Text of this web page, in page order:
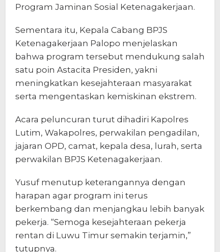
Program Jaminan Sosial Ketenagakerjaan.
Sementara itu, Kepala Cabang BPJS
Ketenagakerjaan Palopo menjelaskan
bahwa program tersebut mendukung salah
satu poin Astacita Presiden, yakni
meningkatkan kesejahteraan masyarakat
serta mengentaskan kemiskinan ekstrem.
Acara peluncuran turut dihadiri Kapolres
Lutim, Wakapolres, perwakilan pengadilan,
jajaran OPD, camat, kepala desa, lurah, serta
perwakilan BPJS Ketenagakerjaan.
Yusuf menutup keterangannya dengan
harapan agar program ini terus
berkembang dan menjangkau lebih banyak
pekerja. “Semoga kesejahteraan pekerja
rentan di Luwu Timur semakin terjamin,”
tutupnya.